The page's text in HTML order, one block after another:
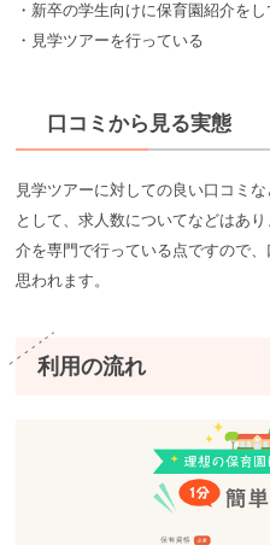
・新卒の学生向けに保育園紹介をし
・見学ツアーを行っている
口コミから見る実態
見学ツアーに対しての良い口コミ
として、求人数についてなどはあ
介を専門で行っている点ですので
思われます。
利用の流れ